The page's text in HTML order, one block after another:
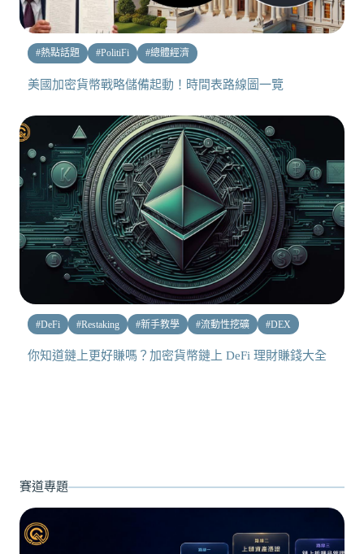
#熱點話題 #PolitiFi #總體經濟
美國加密貨幣戰略儲備起動！時間表路線圖一覽
#DeFi #Restaking #新手教學 #流動性挖礦 #DEX
你知道鏈上更好賺嗎？加密貨幣鏈上 DeFi 理財賺錢大全
賽道專題